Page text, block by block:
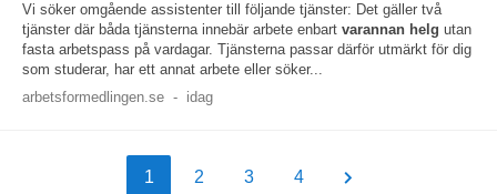
Vi söker omgående assistenter till följande tjänster: Det gäller två
tjänster där båda tjänsterna innebär arbete enbart varannan helg utan
fasta arbetspass på vardagar. Tjänsterna passar därför utmärkt för dig
som studerar, har ett annat arbete eller söker...
arbetsformedlingen.se - idag
1 2 3 4